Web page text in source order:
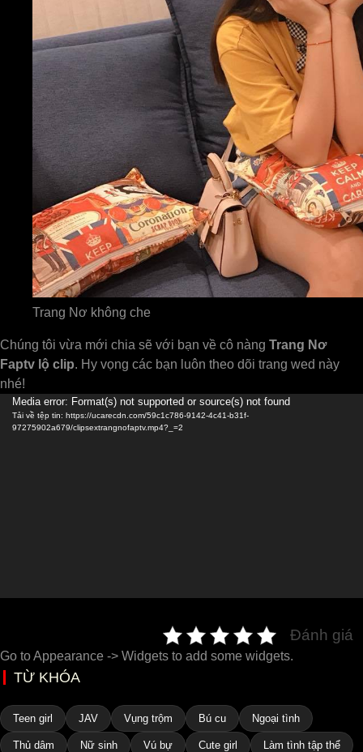
Trang Nơ không che
Chúng tôi vừa mới chia sẽ với bạn về cô nàng Trang Nơ
Faptv lộ clip. Hy vọng các bạn luôn theo dõi trang wed này
nhé!
Trình
chơi
Media error: Format(s) not supported or source(s) not found
Tải về tệp tin: https://ucarecdn.com/59c1c786-9142-4c41-b31f-
97275902a679/clipsextrangnofaptv.mp4?_=2
Đánh giá
Go to Appearance -> Widgets to add some widgets.
TỪ KHÓA
Teen girl JAV Vụng trộm Bú cu Ngoại tình
Thủ dâm Nữ sinh Vú bự Cute girl Làm tình tập thể